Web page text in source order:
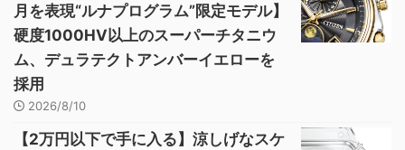
月を表現“ルナプログラム”限定モデル】
硬度1000HV以上のスーパーチタニウ
ム、デュラテクトアンバーイエローを
採用
2026/8/10
【2万円以下で手に入る】涼しげなスケ